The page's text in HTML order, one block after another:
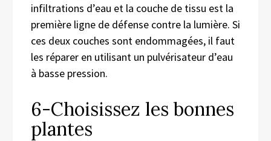
infiltrations d’eau et la couche de tissu est la
première ligne de défense contre la lumière. Si
ces deux couches sont endommagées, il faut
les réparer en utilisant un pulvérisateur d’eau
à basse pression.
6-Choisissez les bonnes
plantes